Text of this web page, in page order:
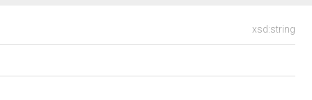
xsd:string